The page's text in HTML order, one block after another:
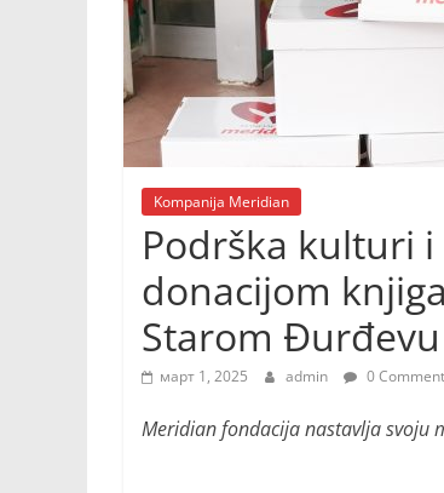
Kompanija Meridian
Podrška kulturi
donacijom
Starom Đurđevu
март 1, 2025 admin 0
Meridian fondacija nastavlja svoju